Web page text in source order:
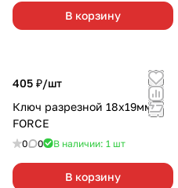
В корзину
405 ₽/шт
Ключ разрезной 18х19мм
FORCE
0 0 В наличии: 1 шт
В корзину